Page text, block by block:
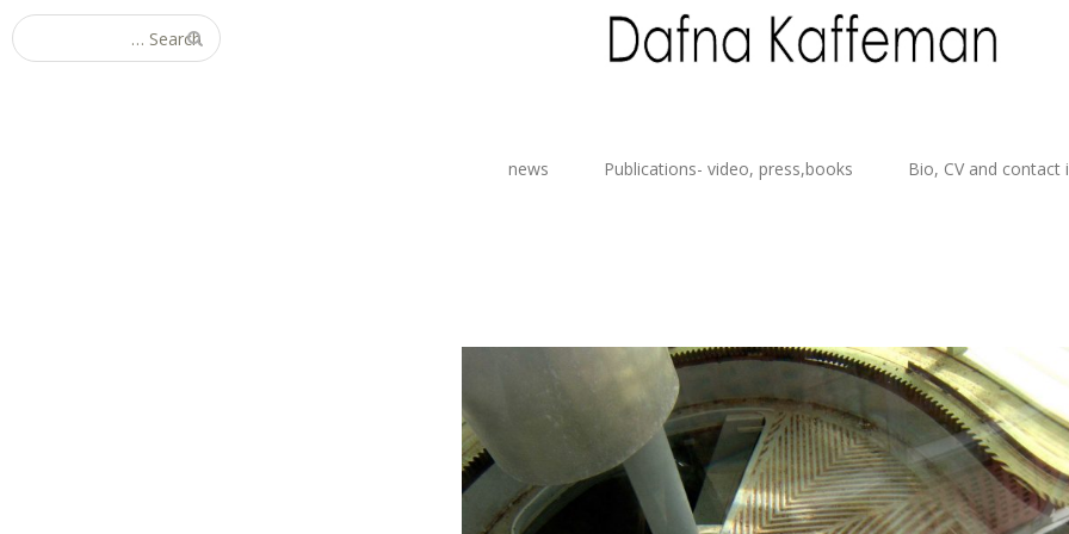
Search for:
Bio, CV and contact
Publications- video, press,books
news